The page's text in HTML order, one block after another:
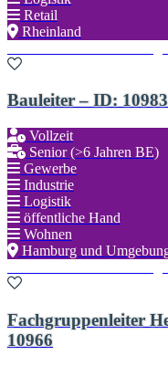
Retail
Rheinland
Bauleiter – ID: 10983
Vollzeit
Senior (>6 Jahren BE)
Gewerbe
Industrie
Logistik
öffentliche Hand
Wohnen
Hamburg und
Fachgruppenleiter
10966